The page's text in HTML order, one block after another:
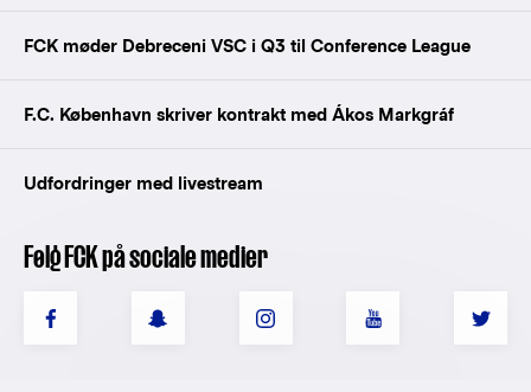
FCK møder Debreceni VSC i Q3 til Conference League
F.C. København skriver kontrakt med Ákos Markgráf
Udfordringer med livestream
Følg FCK på sociale medier